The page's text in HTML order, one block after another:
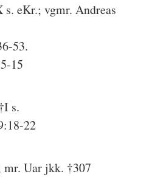
s. eKr.; vgmr. Andreas
53.
15
s.
22
Uar jkk. †307